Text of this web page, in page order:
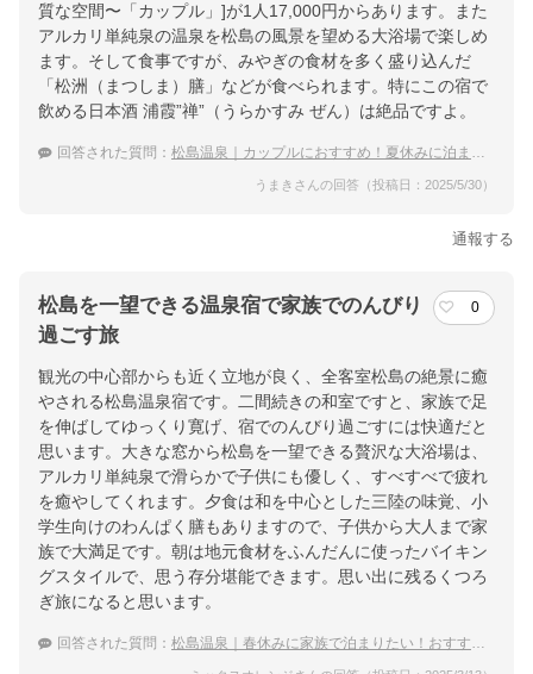
質な空間〜「カップル」]が1人17,000円からあります。また
アルカリ単純泉の温泉を松島の風景を望める大浴場で楽しめ
ます。そして食事ですが、みやぎの食材を多く盛り込んだ
「松洲（まつしま）膳」などが食べられます。特にこの宿で
飲める日本酒 浦霞”禅”（うらかすみ ぜん）は絶品ですよ。
回答された質問： 松島温泉｜カップルにおすすめ！夏休みに泊まりたい宿は？
うまきさんの回答（投稿日：2025/5/30）
通報する
松島を一望できる温泉宿で家族でのんびり
過ごす旅
0
観光の中心部からも近く立地が良く、全客室松島の絶景に癒
やされる松島温泉宿です。二間続きの和室ですと、家族で足
を伸ばしてゆっくり寛げ、宿でのんびり過ごすには快適だと
思います。大きな窓から松島を一望できる贅沢な大浴場は、
アルカリ単純泉で滑らかで子供にも優しく、すべすべで疲れ
を癒やしてくれます。夕食は和を中心とした三陸の味覚、小
学生向けのわんぱく膳もありますので、子供から大人まで家
族で大満足です。朝は地元食材をふんだんに使ったバイキン
グスタイルで、思う存分堪能できます。思い出に残るくつろ
ぎ旅になると思います。
回答された質問： 松島温泉｜春休みに家族で泊まりたい！おすすめの宿は？